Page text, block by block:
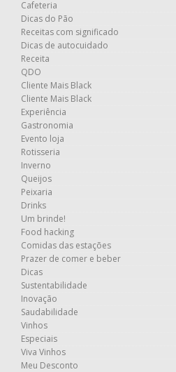
Cafeteria
Dicas do Pão
Receitas com significado
Dicas de autocuidado
Receita
QDO
Cliente Mais Black
Cliente Mais Black
Experiência
Gastronomia
Evento loja
Rotisseria
Inverno
Queijos
Peixaria
Drinks
Um brinde!
Food hacking
Comidas das estações
Prazer de comer e beber
Dicas
Sustentabilidade
Inovação
Saudabilidade
Vinhos
Especiais
Viva Vinhos
Meu Desconto